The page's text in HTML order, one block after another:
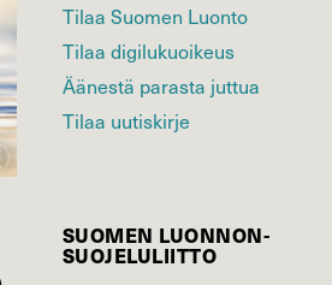
Tilaa Suomen Luonto
Tilaa digilukuoikeus
Äänestä parasta juttua
Tilaa uutiskirje
SUOMEN LUONNON­
SUOJELU­LIITTO